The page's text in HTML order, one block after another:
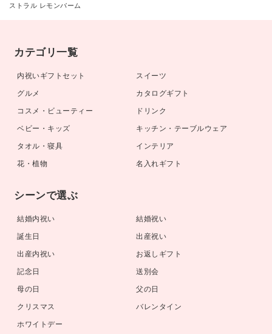
ストラル レモンバーム
カテゴリ一覧
内祝いギフトセット
スイーツ
グルメ
カタログギフト
コスメ・ビューティー
ドリンク
ベビー・キッズ
キッチン・テーブルウェア
タオル・寝具
インテリア
花・植物
名入れギフト
シーンで選ぶ
結婚内祝い
結婚祝い
誕生日
出産祝い
出産内祝い
お返しギフト
記念日
送別会
母の日
父の日
クリスマス
バレンタイン
ホワイトデー